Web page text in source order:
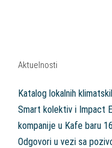
Aktuelnosti
Katalog lokalnih
Smart kolektiv i Impact
kompanije u Kafe baru 16
Odgovori u vezi sa